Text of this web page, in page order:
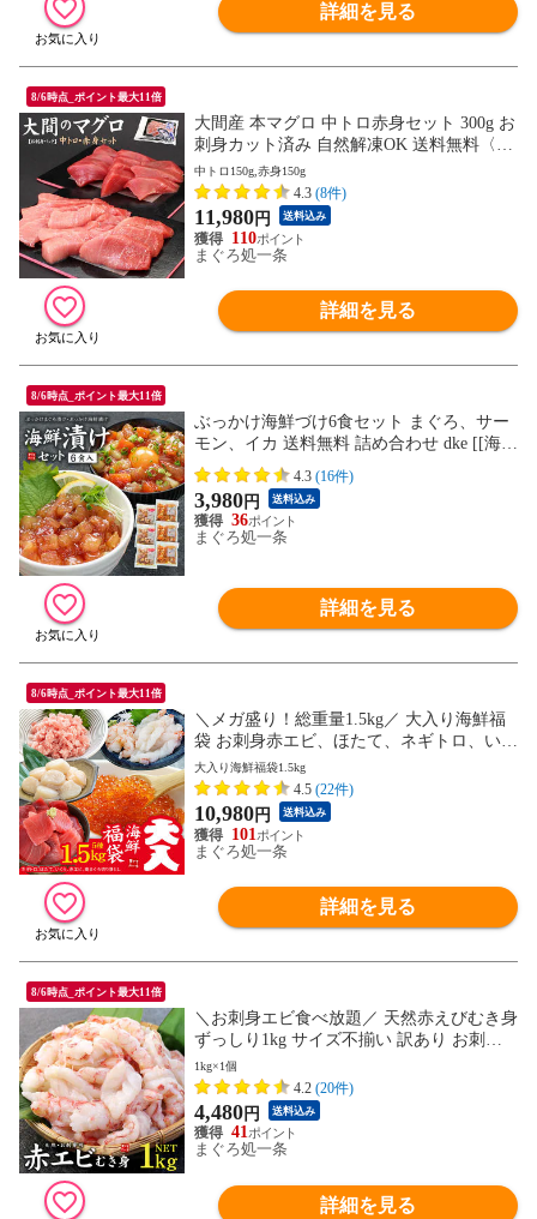
詳細を見る
8/6時点_ポイント最大11倍
大間産 本マグロ 中トロ赤身セット 300g お
刺身カット済み 自然解凍OK 送料無料〈om
1〉[[大間産本鮪_中トロ赤身セット]
中トロ150g,赤身150g
4.3 (8件)
11,980円 送料込み
110
まぐろ処一条
詳細を見る
8/6時点_ポイント最大11倍
ぶっかけ海鮮づけ6食セット まぐろ、サー
モン、イカ 送料無料 詰め合わせ dke [[海鮮
漬け6食セット]
4.3 (16件)
3,980円 送料込み
36
まぐろ処一条
詳細を見る
8/6時点_ポイント最大11倍
＼メガ盛り！総重量1.5kg／ 大入り海鮮福
袋 お刺身赤エビ、ほたて、ネギトロ、いく
ら、天然南マグロ 海の幸5品詰め合わせ 送
料無料 メガ盛り〈dfk1〉yd9[[dショッピン
グ限定福袋]
大入り海鮮福袋1.5kg
4.5 (22件)
10,980円 送料込み
101
まぐろ処一条
詳細を見る
8/6時点_ポイント最大11倍
＼お刺身エビ食べ放題／ 天然赤えびむき身
ずっしり1kg サイズ不揃い 訳あり お刺身O
K エビチリ 天ぷら 送料無料[[赤エビ剥き身
1kg]
1kg×1個
4.2 (20件)
4,480円 送料込み
41
まぐろ処一条
詳細を見る